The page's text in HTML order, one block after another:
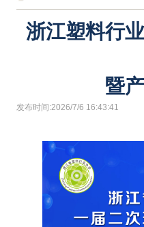
浙江塑料行
暨
发布时间:2026/7/6 16:43:41